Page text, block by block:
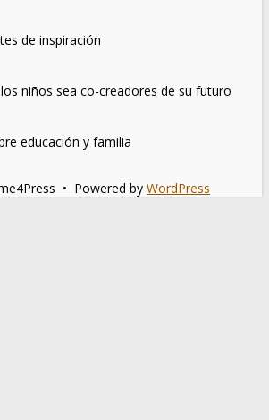
de inspiración
niños sea co-creadores de su futuro
educación y familia
• Powered by WordPress